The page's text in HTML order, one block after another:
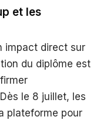
et les
impact direct sur
du diplôme est
le 8 juillet, les
plateforme pour